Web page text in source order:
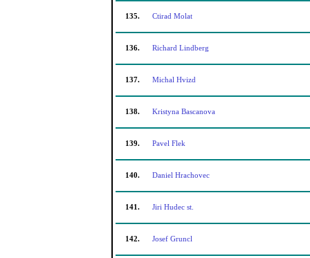
135. Ctirad Molat
136. Richard Lindberg
137. Michal Hvizd
138. Kristyna Bascanova
139. Pavel Flek
140. Daniel Hrachovec
141. Jiri Hudec st.
142. Josef Gruncl